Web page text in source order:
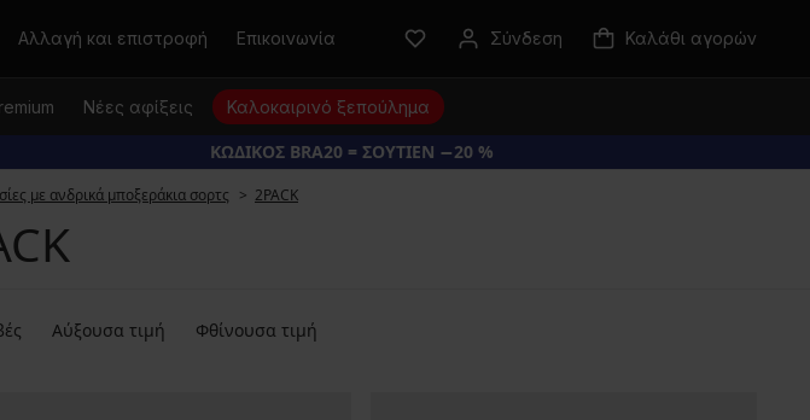
Αλλαγή και επιστροφή Επικοινωνία Σύνδεση Καλάθι αγορών
Νέες αφίξεις Καλοκαιρινό ξεπούλημα
ΚΩΔΙΚΟΣ BRA20 = ΣΟΥΤΙΕΝ −20 %
με ανδρικά μποξεράκια σορτς 2PACK
Αύξουσα τιμή Φθίνουσα τιμή